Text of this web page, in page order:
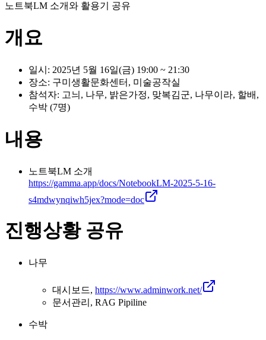
노트북LM 소개와 활용기 공유
개요
일시: 2025년 5월 16일(금) 19:00 ~ 21:30
장소: 구미생활문화센터, 미술공작실
참석자: 고늬, 나무, 밝은가정, 맞복김군, 나무이라, 할배,
수박 (7명)
내용
노트북LM 소개
https://gamma.app/docs/NotebookLM-2025-5-16-
s4mdwynqiwh5jex?mode=doc
진행상황 공유
나무
대시보드, https://www.adminwork.net/
문서관리, RAG Pipiline
수박